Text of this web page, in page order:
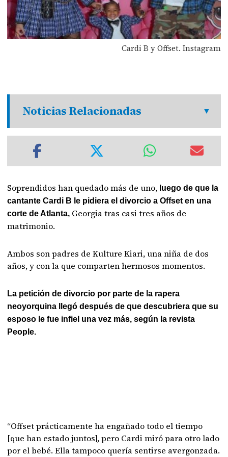
Cardi B y Offset. Instagram
Noticias Relacionadas
Soprendidos han quedado más de uno, luego de que la
cantante Cardi B le pidiera el divorcio a Offset en una
corte de Atlanta, Georgia tras casi tres años de
matrimonio.
Ambos son padres de Kulture Kiari, una niña de dos
años, y con la que comparten hermosos momentos.
La petición de divorcio por parte de la rapera
neoyorquina llegó después de que descubriera que su
esposo le fue infiel una vez más, según la revista
People.
“Offset prácticamente ha engañado todo el tiempo
[que han estado juntos], pero Cardi miró para otro lado
por el bebé. Ella tampoco quería sentirse avergonzada.